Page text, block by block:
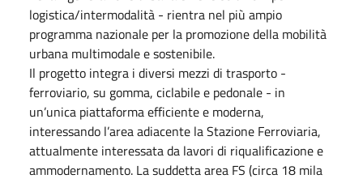
logistica/intermodalità - rientra nel più ampio
programma nazionale per la promozione della mobilità
urbana multimodale e sostenibile.
Il progetto integra i diversi mezzi di trasporto -
ferroviario, su gomma, ciclabile e pedonale - in
un’unica piattaforma efficiente e moderna,
interessando l’area adiacente la Stazione Ferroviaria,
attualmente interessata da lavori di riqualificazione e
ammodernamento. La suddetta area FS (circa 18 mila